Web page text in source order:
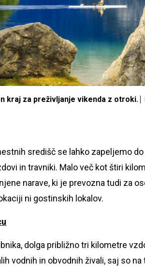
kraj za preživljanje vikenda z otroki.
središč se lahko zapeljemo
in travniki. Malo več kot štiri
narave, ki je prevozna tudi za
ni gostinskih lokalov.
dolga približno tri kilometre
vodnih in obvodnih živali, saj so